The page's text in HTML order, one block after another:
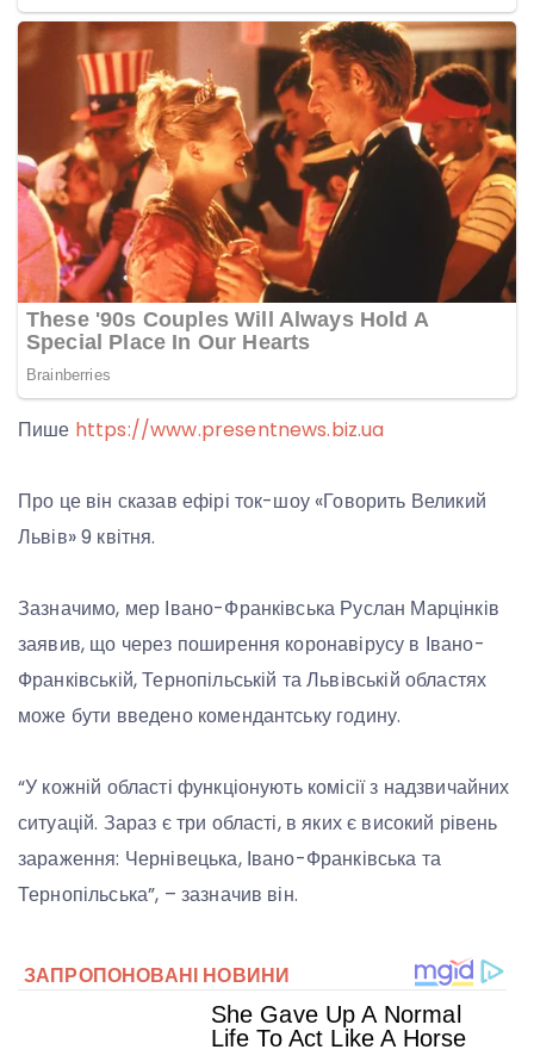
Пише https://www.presentnews.biz.ua
Про це він сказав ефірі ток-шоу «Говорить Великий
Львів» 9 квітня.
Зазначимо, мер Івано-Франківська Руслан Марцінків
заявив, що через поширення коронавірусу в Івано-
Франківській, Тернопільській та Львівській областях
може бути введено комендантську годину.
“У кожній області функціонують комісії з надзвичайних
ситуацій. Зараз є три області, в яких є високий рівень
зараження: Чернівецька, Івано-Франківська та
Тернопільська”, – зазначив він.